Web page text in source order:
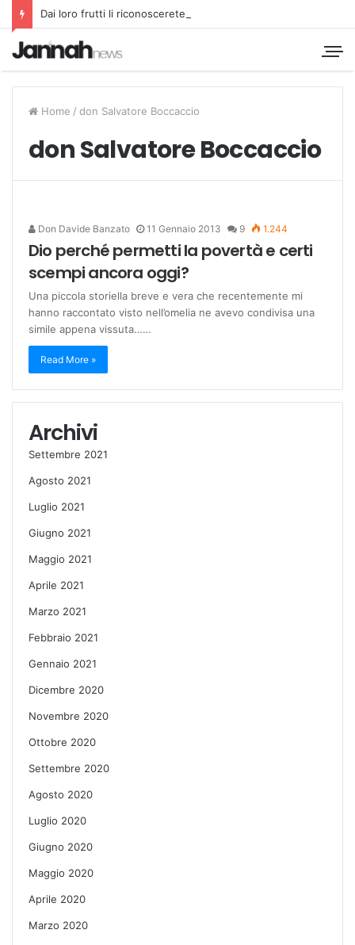
Dai loro frutti li riconoscerete
Home / don Salvatore Boccaccio
don Salvatore Boccaccio
Don Davide Banzato 11 Gennaio 2013 9 1.244
Dio perché permetti la povertà e certi
scempi ancora oggi?
Una piccola storiella breve e vera che recentemente mi
hanno raccontato visto nell’omelia ne avevo condivisa una
simile appena vissuta……
Read More »
Archivi
Settembre 2021
Agosto 2021
Luglio 2021
Giugno 2021
Maggio 2021
Aprile 2021
Marzo 2021
Febbraio 2021
Gennaio 2021
Dicembre 2020
Novembre 2020
Ottobre 2020
Settembre 2020
Agosto 2020
Luglio 2020
Giugno 2020
Maggio 2020
Aprile 2020
Marzo 2020